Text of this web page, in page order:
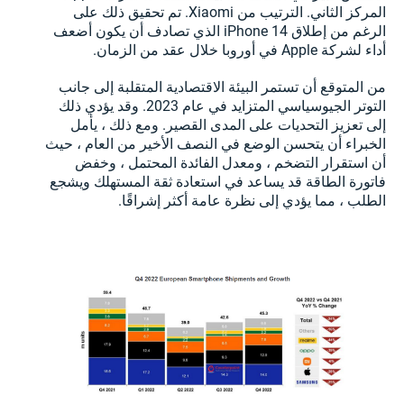
المركز الثاني. الترتيب من Xiaomi. تم تحقيق ذلك على
الرغم من إطلاق iPhone 14 الذي تصادف أن يكون أضعف
أداء لشركة Apple في أوروبا خلال عقد من الزمان.
من المتوقع أن تستمر البيئة الاقتصادية المتقلبة إلى جانب
التوتر الجيوسياسي المتزايد في عام 2023. وقد يؤدي ذلك
إلى تعزيز التحديات على المدى القصير. ومع ذلك ، يأمل
الخبراء أن يتحسن الوضع في النصف الأخير من العام ، حيث
أن استقرار التضخم ، ومعدل الفائدة المحتمل ، وخفض
فاتورة الطاقة قد يساعد في استعادة ثقة المستهلك ويشجع
الطلب ، مما يؤدي إلى نظرة عامة أكثر إشراقًا.